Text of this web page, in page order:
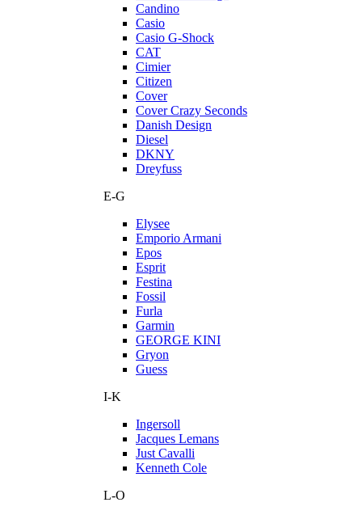
Candino
Casio
Casio G-Shock
CAT
Cimier
Citizen
Cover
Cover Crazy Seconds
Danish Design
Diesel
DKNY
Dreyfuss
E-G
Elysee
Emporio Armani
Epos
Esprit
Festina
Fossil
Furla
Garmin
GEORGE KINI
Gryon
Guess
I-K
Ingersoll
Jacques Lemans
Just Cavalli
Kenneth Cole
L-O